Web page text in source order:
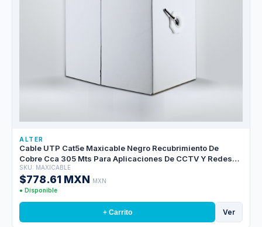
ALTER
Cable UTP Cat5e Maxicable Negro Recubrimiento De
Cobre Cca 305 Mts Para Aplicaciones De CCTV Y Redes
Domesticas, Cubierta Pvc
SKU: MAXICABLE
$778.61 MXN MXN
● Disponible
+ Carrito Ver